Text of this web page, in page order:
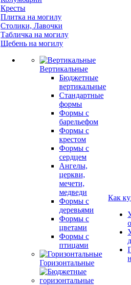
Кресты
Плитка на могилу
Столики, Лавочки
Табличка на могилу
Щебень на могилу
Вертикальные
Бюджетные
вертикальные
Стандартные
формы
Формы с
барельефом
Формы с
крестом
Формы с
сердцем
Ангелы,
церкви,
мечети,
медведи
Формы с
деревьями
Формы с
цветами
Формы с
птицами
Горизонтальные
Как